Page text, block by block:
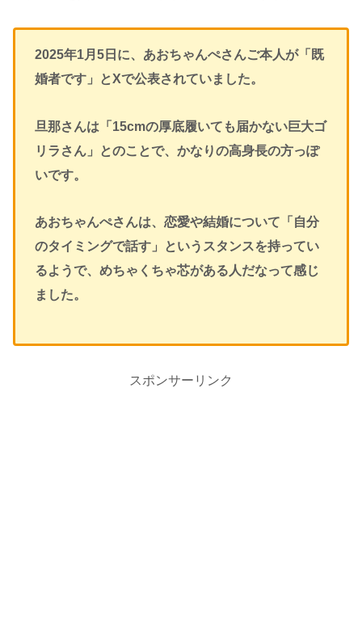
2025年1月5日に、あおちゃんぺさんご本人が「既
婚者です」とXで公表されていました。
旦那さんは「15cmの厚底履いても届かない巨大ゴ
リラさん」とのことで、かなりの高身長の方っぽ
いです。
あおちゃんぺさんは、恋愛や結婚について「自分
のタイミングで話す」というスタンスを持ってい
るようで、めちゃくちゃ芯がある人だなって感じ
ました。
スポンサーリンク